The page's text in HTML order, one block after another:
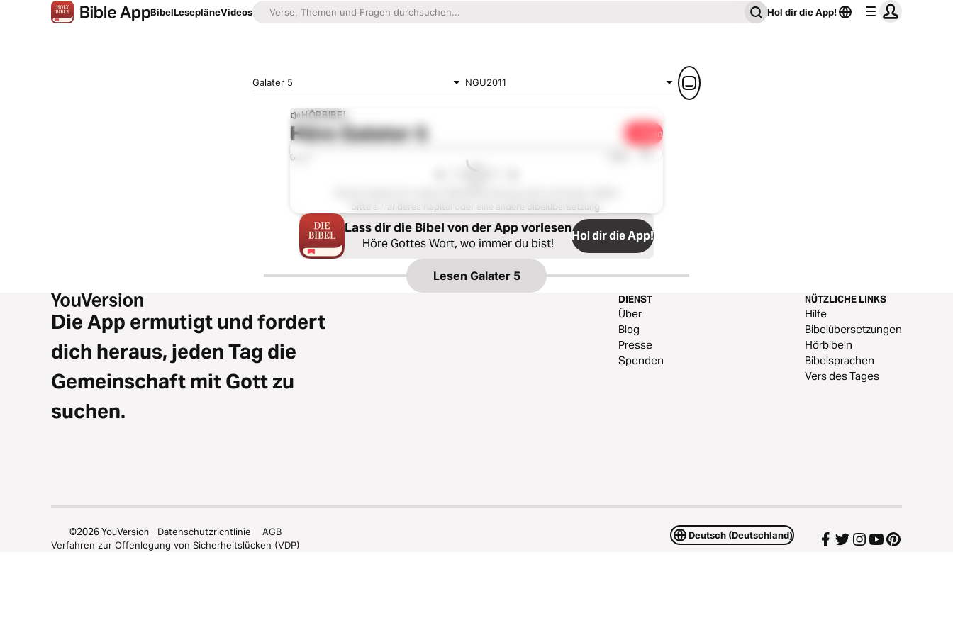
BibelLesepläneVideos Hol dir die App!
Galater 5 NGU2011
HÖRBIBEL
HöreGalater 5 Teilen
0:00 1x
bitte ein anderes Kapitel oder eine andere Bibelübersetzung.
Lass dir die Bibel von der App vorlesen
Höre Gottes Wort, wo immer du bist! Hol dir die App!
Lesen Galater 5
Die App ermutigt und fordert
dich heraus, jeden Tag die
Gemeinschaft mit Gott zu
suchen.
DIENST
Über
Blog
Presse
Spenden
NÜTZLICHE LINKS
Hilfe
Bibelübersetzungen
Hörbibeln
Bibelsprachen
Vers des Tages
Deutsch (Deutschland)
©2026YouVersion Datenschutzrichtlinie
AGB
Verfahren zur Offenlegung von Sicherheitslücken (VDP)